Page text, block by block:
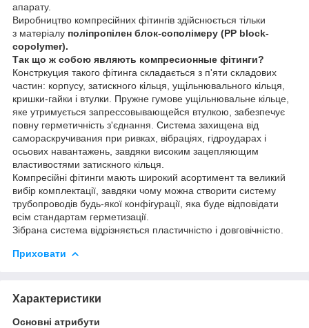
апарату.
Виробництво компресійних фітингів здійснюється тільки
з матеріалу поліпропілен блок-сополімеру (PP block-
copolymer).
Так що ж собою являють компресионные фітинги?
Констркуция такого фітинга складається з п'яти складових
частин: корпусу, затискного кільця, ущільнювального кільця,
кришки-гайки і втулки. Пружне гумове ущільнювальне кільце,
яке утримується запрессовывающейся втулкою, забезпечує
повну герметичність з'єднання. Система захищена від
самораскручивания при ривках, вібраціях, гідроударах і
осьових навантажень, завдяки високим зацепляющим
властивостями затискного кільця.
Компресійні фітинги мають широкий асортимент та великий
вибір комплектації, завдяки чому можна створити систему
трубопроводів будь-якої конфігурації, яка буде відповідати
всім стандартам герметизації.
Зібрана система відрізняється пластичністю і довговічністю.
Приховати
Характеристики
Основні атрибути